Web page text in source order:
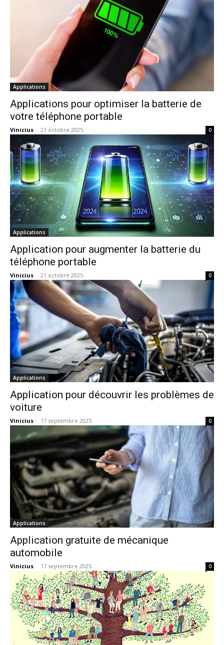
Applications
Applications pour optimiser la batterie de
votre téléphone portable
Vinicius - 21 octobre 2025 0
Applications
Application pour augmenter la batterie du
téléphone portable
Vinicius - 21 octobre 2025 0
Applications
Application pour découvrir les problèmes de
voiture
Vinicius - 17 septembre 2025 0
Applications
Application gratuite de mécanique
automobile
Vinicius - 17 septembre 2025 0